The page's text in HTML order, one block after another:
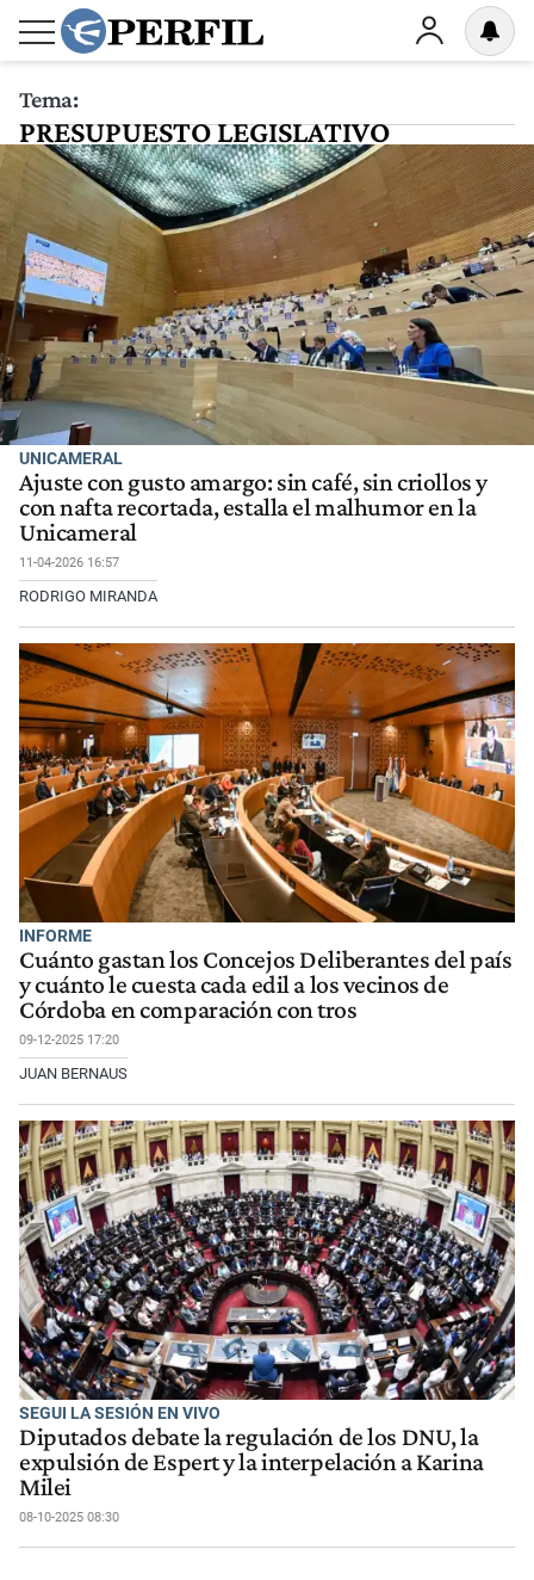
Tema:
PRESUPUESTO LEGISLATIVO
UNICAMERAL
Ajuste con gusto amargo: sin café, sin criollos y
con nafta recortada, estalla el malhumor en la
Unicameral
11-04-2026 16:57
RODRIGO MIRANDA
INFORME
Cuánto gastan los Concejos Deliberantes del país
y cuánto le cuesta cada edil a los vecinos de
Córdoba en comparación con tros
09-12-2025 17:20
JUAN BERNAUS
SEGUI LA SESIÓN EN VIVO
Diputados debate la regulación de los DNU, la
expulsión de Espert y la interpelación a Karina
Milei
08-10-2025 08:30